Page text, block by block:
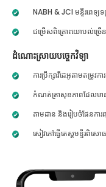
NABH & JCI មន្ទីរពេទ្
ជម្រើសពិគ្រោះយោបល់ច្រើ
ដំណោះស្រាយបច្ចេកវិទ្យា
ការប្រឹក្សាវីដេអូតាមតម្រូវការ
កំណត់ត្រាសុខភាពដែលមា
តាមដាន និងរៀបចំផែនការ
សៀវភៅធ្វើតេស្តមន្ទីរ